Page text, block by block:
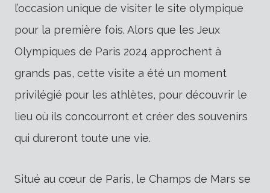
l’occasion unique de visiter le site olympique
pour la première fois. Alors que les Jeux
Olympiques de Paris 2024 approchent à
grands pas, cette visite a été un moment
privilégié pour les athlètes, pour découvrir le
lieu où ils concourront et créer des souvenirs
qui dureront toute une vie.
Situé au cœur de Paris, le Champs de Mars se